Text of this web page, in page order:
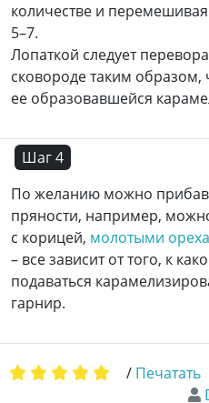
количестве и
5–7.
Лопаткой следует
сковороде таким
ее образовавшейся
Шаг 4
По желанию можно
пряности, например,
с корицей, молотыми
– все зависит от того, к
подаваться
гарнир.
/ Печатать